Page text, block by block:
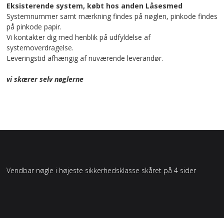
Eksisterende system, købt hos anden Låsesmed
Systemnummer samt mærkning findes på nøglen, pinkode findes
på pinkode papir.
Vi kontakter dig med henblik på udfyldelse af
systemoverdragelse.
Leveringstid afhængig af nuværende leverandør.
vi skærer selv nøglerne
Vendbar nøgle i højeste sikkerhedsklasse skåret på 4 sider